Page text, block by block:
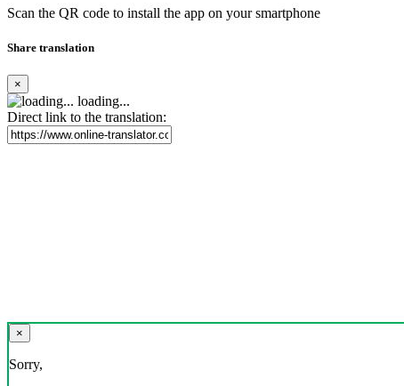
Scan the QR code to install the app on your smartphone
Share translation
×
loading...
Direct link to the translation:
×
Sorry,